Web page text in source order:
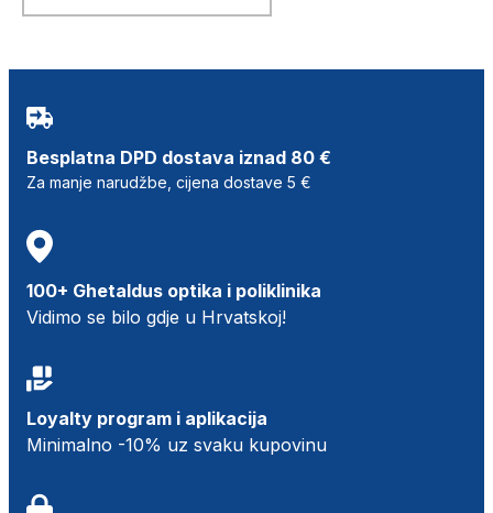
Besplatna DPD dostava iznad 80 €
Za manje narudžbe, cijena dostave 5 €
100+ Ghetaldus optika i poliklinika
Vidimo se bilo gdje u Hrvatskoj!
Loyalty program i aplikacija
Minimalno -10% uz svaku kupovinu